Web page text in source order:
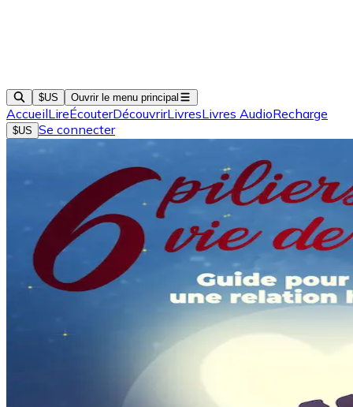
$US Ouvrir le menu principal
AccueilLireÉcouterDécouvrirLivresLivres AudioRecharge
$US Se connecter